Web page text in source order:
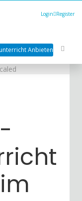
Login Register
Anbieten